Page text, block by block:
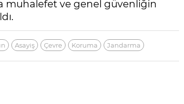
muhalefet ve genel güvenliğin
Asayiş Çevre Koruma Jandarma